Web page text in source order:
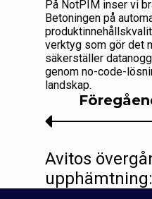
På NotPIM inser vi
Betoningen på
verktyg som gör det
säkerställer
genom no-code-
landskap.
Avitos